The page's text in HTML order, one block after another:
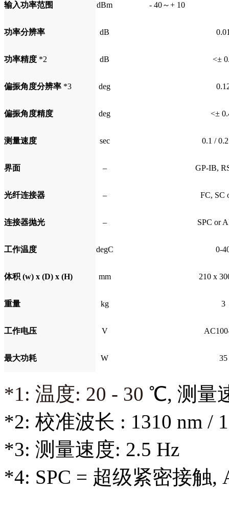
输入功率范围 dBm - 40～+ 10
功率分辨率 dB
功率精度 *2 dB <±
偏振角度分辨率 *3 deg
偏振角度精度 deg <±
测量速度 sec 0.1 /
界面 – GP-IB,
光纤连接器 – FC, SC
连接器抛光 – SPC or
工作温度 degC 0-
体积 (w) x (D) x (H) mm 210 x
重量 kg 3
工作电压 V
最大功耗 W 35
*1: 温度: 20 - 30 ℃, 测量
*2: 校准波长 : 1310 nm /
*3: 测量速度: 2.5 Hz
*4: SPC = 超级紧密接触,